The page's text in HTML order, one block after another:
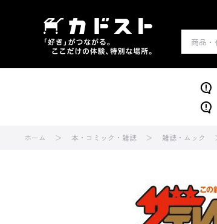
ホーム 本・コミック・雑誌 雑誌・ムック